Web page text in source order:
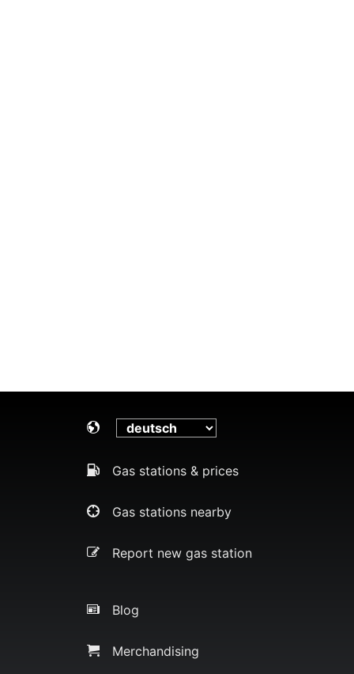
Gas stations & prices
Gas stations nearby
Report new gas station
Blog
Merchandising